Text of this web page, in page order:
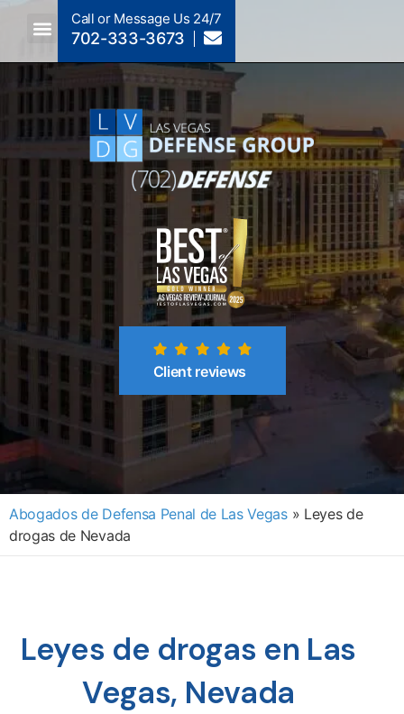
Call or Message Us 24/7
702-333-3673
Client reviews
Abogados de Defensa Penal de Las Vegas » Leyes de
drogas de Nevada
Leyes de drogas en Las
Vegas, Nevada